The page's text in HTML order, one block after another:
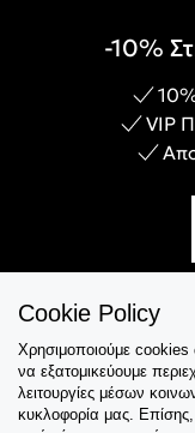
-10%
VIP
Εξυπηρέτηση
Collections
Cookie Policy
Χρησιμοποιούμε cookies
να εξατομικεύουμε
λειτουργίες μέσων
κυκλοφορία μας. Επίσης,